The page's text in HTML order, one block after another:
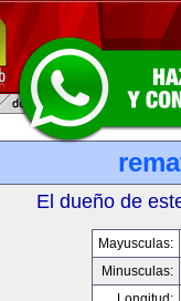
El dueño de
Mayusculas:
Minusculas: